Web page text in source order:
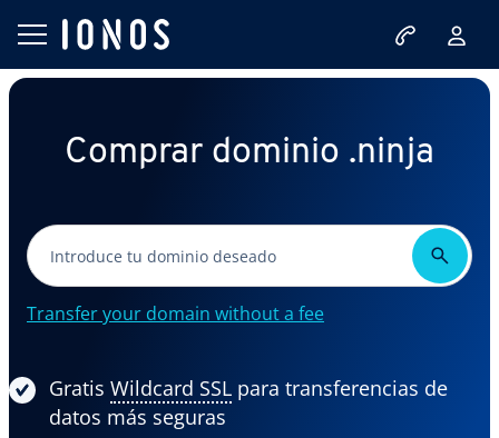
Comprar dominio .ninja
Transfer your domain without a fee
Gratis Wildcard SSL para transferencias de
datos más seguras